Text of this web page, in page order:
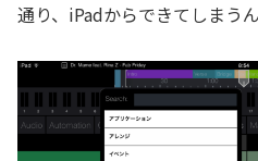
通り、iPadからできてしまうん